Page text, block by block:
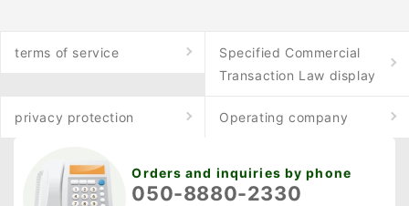
terms of service
Specified Commercial
Transaction Law display
privacy protection Operating company
Orders and inquiries by phone
050-8880-2330